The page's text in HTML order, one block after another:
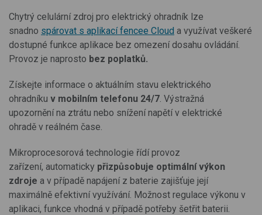
Chytrý celulární zdroj pro elektrický ohradník lze
snadno spárovat s aplikací fencee Cloud a využívat veškeré
dostupné funkce aplikace bez omezení dosahu ovládání.
Provoz je naprosto bez poplatků.
Získejte informace o aktuálním stavu elektrického
ohradníku v mobilním telefonu 24/7 . Výstražná
upozornění na ztrátu nebo snížení napětí v elektrické
ohradě v reálném čase.
Mikroprocesorová technologie řídí provoz
zařízení, automaticky přizpůsobuje optimální výkon
zdroje a v případě napájení z baterie zajišťuje její
maximálně efektivní využívání. Možnost regulace výkonu v
aplikaci, funkce vhodná v případě potřeby šetřit baterii.